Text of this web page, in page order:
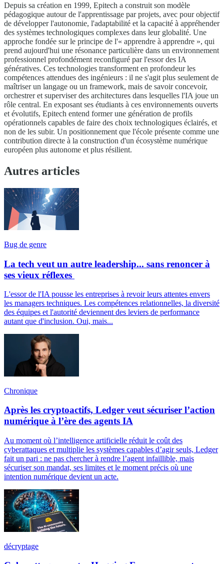
Depuis sa création en 1999, Epitech a construit son modèle
pédagogique autour de l'apprentissage par projets, avec pour objectif
de développer l'autonomie, l'adaptabilité et la capacité à appréhender
des systèmes technologiques complexes dans leur globalité. Une
approche fondée sur le principe de l'« apprendre à apprendre », qui
prend aujourd'hui une résonance particulière dans un environnement
professionnel profondément reconfiguré par l'essor des IA
génératives. Ces technologies transforment en profondeur les
compétences attendues des ingénieurs : il ne s'agit plus seulement de
maîtriser un langage ou un framework, mais de savoir concevoir,
orchestrer et superviser des architectures dans lesquelles l'IA joue un
rôle central. En exposant ses étudiants à ces environnements ouverts
et évolutifs, Epitech entend former une génération de profils
opérationnels capables de faire des choix technologiques éclairés, et
non de les subir. Un positionnement que l'école présente comme une
contribution directe à la construction d'un écosystème numérique
européen plus autonome et plus résilient.
Autres articles
Bug de genre
La tech veut un autre leadership... sans renoncer à
ses vieux réflexes
L'essor de l'IA pousse les entreprises à revoir leurs attentes envers
les managers techniques. Les compétences relationnelles, la diversité
des équipes et l'autorité deviennent des leviers de performance
autant que d'inclusion. Oui, mais...
Chronique
Après les cryptoactifs, Ledger veut sécuriser l’action
numérique à l’ère des agents IA
Au moment où l’intelligence artificielle réduit le coût des
cyberattaques et multiplie les systèmes capables d’agir seuls, Ledger
fait un pari : ne pas chercher à rendre l’agent infaillible, mais
sécuriser son mandat, ses limites et le moment précis où une
intention numérique devient un acte.
décryptage